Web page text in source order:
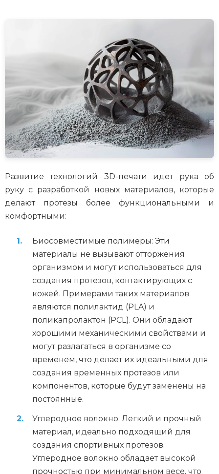
Развитие технологий 3D-печати идет рука об
руку с разработкой новых материалов, которые
делают протезы более функциональными и
комфортными:
Биосовместимые полимеры: Эти
материалы не вызывают отторжения
организмом и могут использоваться для
создания протезов, контактирующих с
кожей. Примерами таких материалов
являются полилактид (PLA) и
поликапролактон (PCL). Они обладают
хорошими механическими свойствами и
могут разлагаться в организме со
временем, что делает их идеальными для
создания временных протезов или
компонентов, которые будут заменены на
постоянные.
Углеродное волокно: Легкий и прочный
материал, идеально подходящий для
создания спортивных протезов.
Углеродное волокно обладает высокой
прочностью при минимальном весе, что